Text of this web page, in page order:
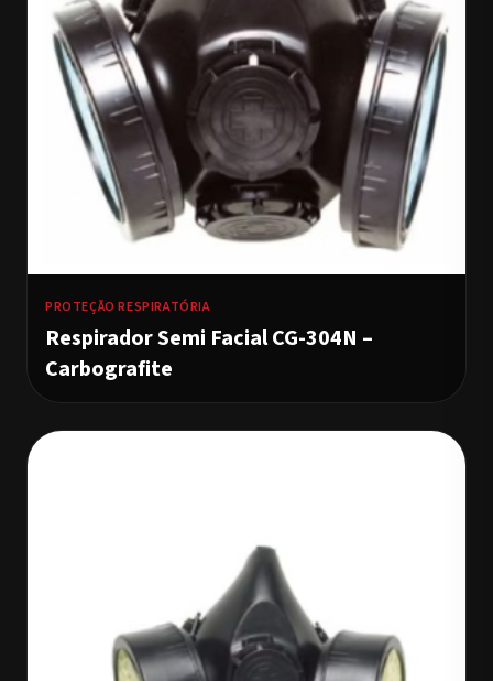
PROTEÇÃO RESPIRATÓRIA
Respirador Semi Facial CG-304N –
Carbografite